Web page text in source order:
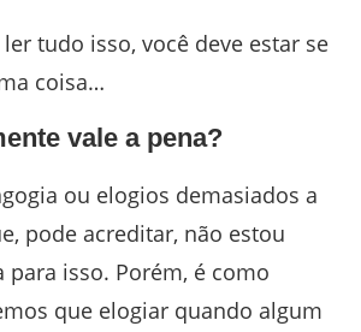
tudo isso, você deve estar se
coisa…
vale a pena?
ou elogios demasiados a
pode acreditar, não estou
para isso. Porém, é como
que elogiar quando algum